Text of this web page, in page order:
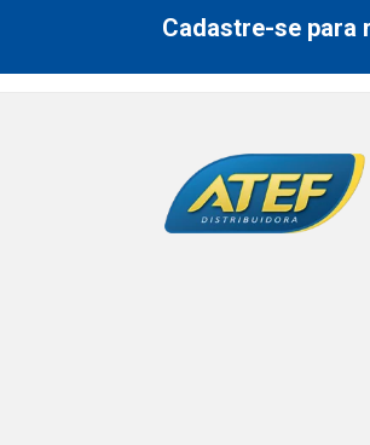
Cadastre-se para